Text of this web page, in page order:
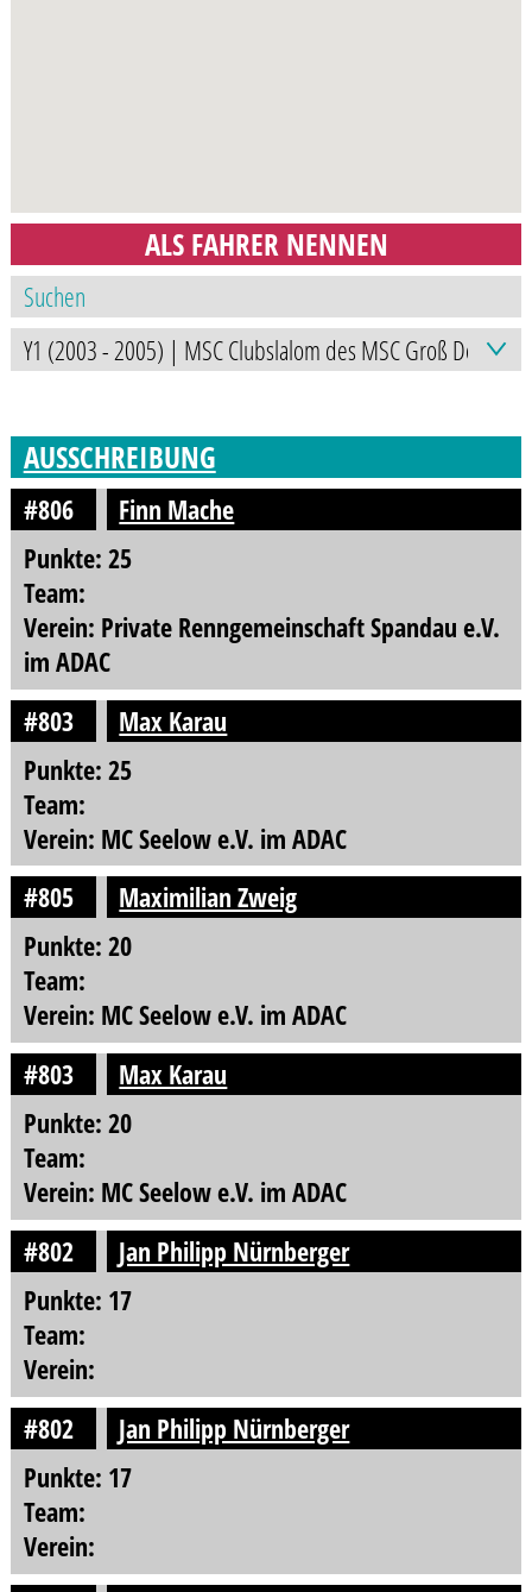
ALS FAHRER NENNEN
AUSSCHREIBUNG
#806
Finn Mache
Punkte: 25
Team:
Verein: Private Renngemeinschaft Spandau e.V.
im ADAC
#803
Max Karau
Punkte: 25
Team:
Verein: MC Seelow e.V. im ADAC
#805
Maximilian Zweig
Punkte: 20
Team:
Verein: MC Seelow e.V. im ADAC
#803
Max Karau
Punkte: 20
Team:
Verein: MC Seelow e.V. im ADAC
#802
Jan Philipp Nürnberger
Punkte: 17
Team:
Verein:
#802
Jan Philipp Nürnberger
Punkte: 17
Team:
Verein: